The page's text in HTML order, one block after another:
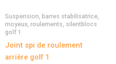
Suspension, barres stabilisatrice,
moyeux, roulements, silentblocs
golf 1
Joint spi de roulement
arrière golf 1